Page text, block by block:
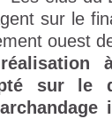
sur le
ouest
sur le